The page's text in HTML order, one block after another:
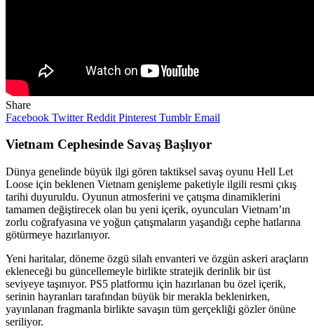
Share
Facebook Twitter Reddit Pinterest Tumblr Email
Vietnam Cephesinde Savaş Başlıyor
Dünya genelinde büyük ilgi gören taktiksel savaş oyunu Hell Let
Loose için beklenen Vietnam genişleme paketiyle ilgili resmi çıkış
tarihi duyuruldu. Oyunun atmosferini ve çatışma dinamiklerini
tamamen değiştirecek olan bu yeni içerik, oyuncuları Vietnam’ın
zorlu coğrafyasına ve yoğun çatışmaların yaşandığı cephe hatlarına
götürmeye hazırlanıyor.
Yeni haritalar, döneme özgü silah envanteri ve özgün askeri araçların
ekleneceği bu güncellemeyle birlikte stratejik derinlik bir üst
seviyeye taşınıyor. PS5 platformu için hazırlanan bu özel içerik,
serinin hayranları tarafından büyük bir merakla beklenirken,
yayınlanan fragmanla birlikte savaşın tüm gerçekliği gözler önüne
seriliyor.